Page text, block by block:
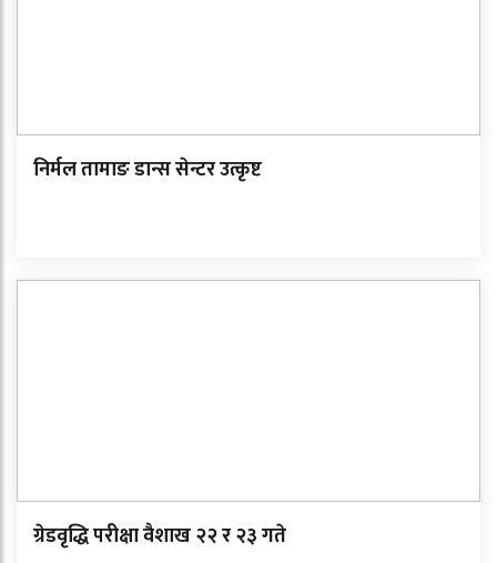
निर्मल तामाङ डान्स सेन्टर उत्कृष्ट
ग्रेडवृद्धि परीक्षा वैशाख २२ र २३ गते